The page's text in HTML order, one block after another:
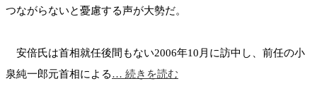
つながらないと憂慮する声が大勢だ。
安倍氏は首相就任後間もない2006年10月に訪中し、前任の小
泉純一郎元首相による… 続きを読む